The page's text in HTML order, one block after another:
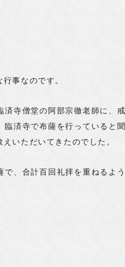
事なのです。
済寺僧堂の阿部宗徹老師に、
臨済寺で布薩を行っていると
いただいてきたのでした。
で、合計百回礼拝を重ねるよ